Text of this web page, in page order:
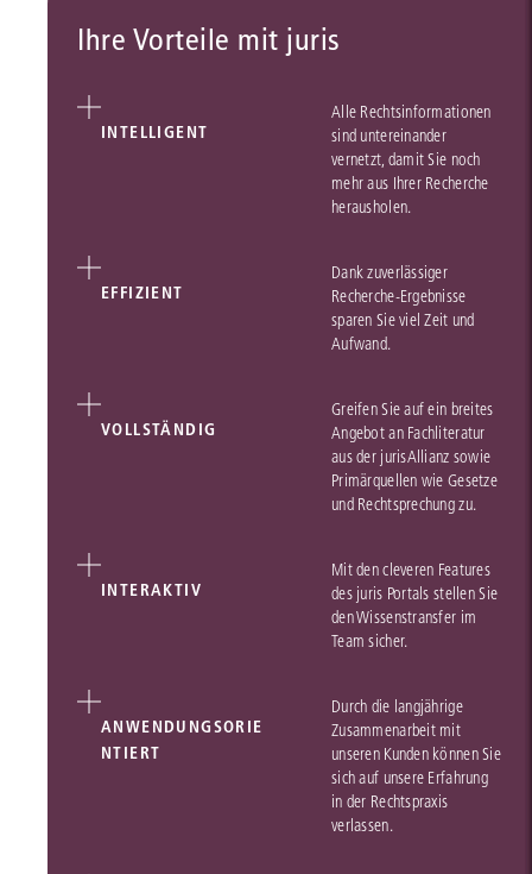
Ihre Vorteile mit juris
INTELLIGENT
Alle Rechtsinformationen
sind untereinander
vernetzt, damit Sie noch
mehr aus Ihrer Recherche
herausholen.
EFFIZIENT
Dank zuverlässiger
Recherche-Ergebnisse
sparen Sie viel Zeit und
Aufwand.
VOLLSTÄNDIG
Greifen Sie auf ein breites
Angebot an Fachliteratur
aus der jurisAllianz sowie
Primärquellen wie Gesetze
und Rechtsprechung zu.
INTERAKTIV
Mit den cleveren Features
des juris Portals stellen Sie
den Wissenstransfer im
Team sicher.
ANWENDUNGSORIE
NTIERT
Durch die langjährige
Zusammenarbeit mit
unseren Kunden können Sie
sich auf unsere Erfahrung
in der Rechtspraxis
verlassen.